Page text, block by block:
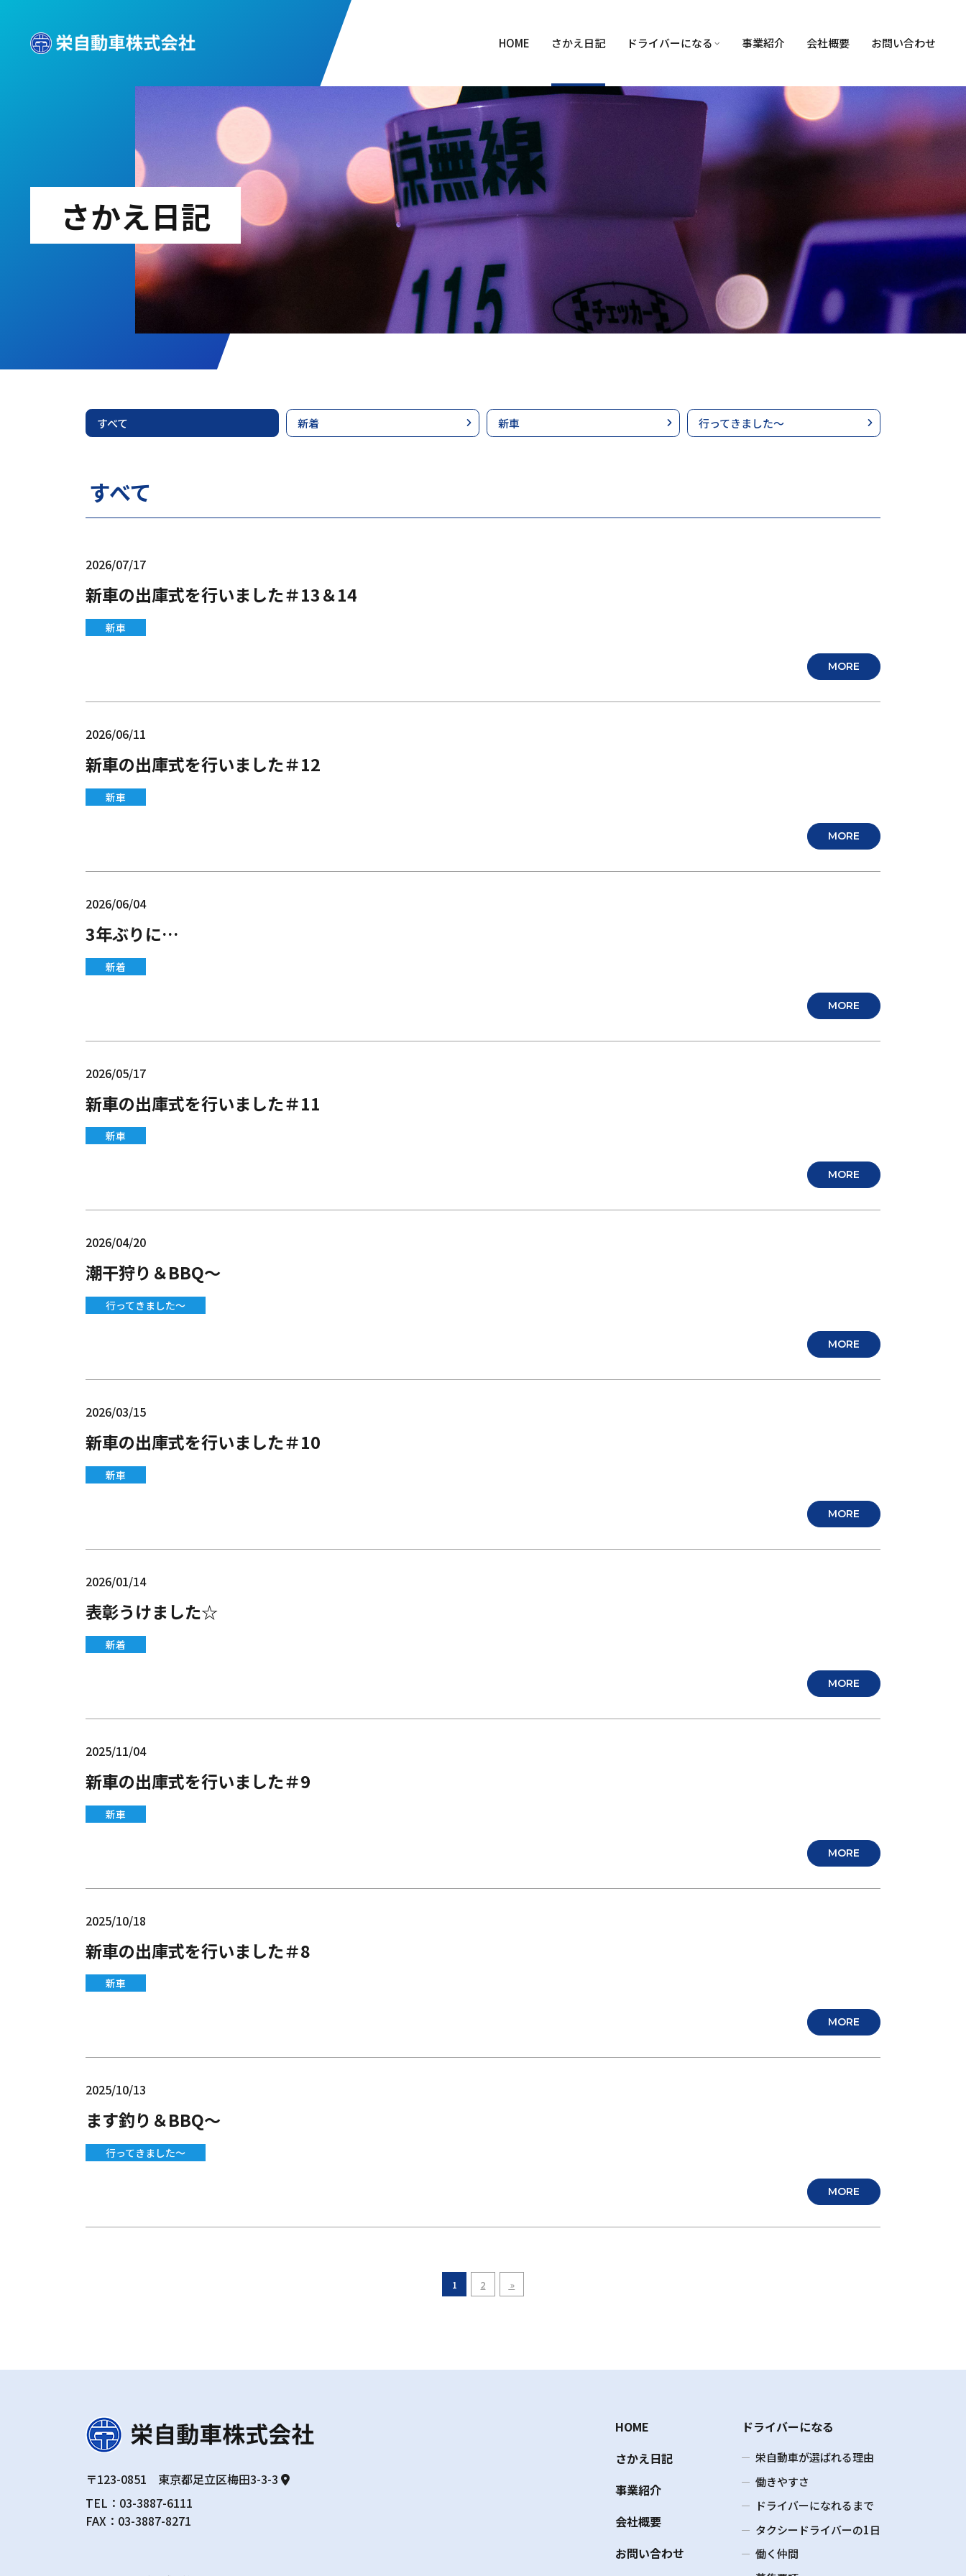
HOME さかえ日記 ドライバーになる 事業紹介 会社概要 お問い合わせ
さかえ日記
すべて 新着 新車 行ってきました～
すべて
2026/07/17
新車の出庫式を行いました＃13＆14
新車
MORE
2026/06/11
新車の出庫式を行いました＃12
新車
MORE
2026/06/04
3年ぶりに…
新着
MORE
2026/05/17
新車の出庫式を行いました＃11
新車
MORE
2026/04/20
潮干狩り＆BBQ～
行ってきました～
MORE
2026/03/15
新車の出庫式を行いました＃10
新車
MORE
2026/01/14
表彰うけました☆
新着
MORE
2025/11/04
新車の出庫式を行いました＃9
新車
MORE
2025/10/18
新車の出庫式を行いました＃8
新車
MORE
2025/10/13
ます釣り＆BBQ～
行ってきました～
MORE
1 2 »
〒123-0851 東京都足立区梅田3-3-3
TEL： 03-3887-6111
FAX：03-3887-8271
HOME
さかえ日記
事業紹介
会社概要
お問い合わせ
ドライバーになる
栄自動車が選ばれる理由
働きやすさ
ドライバーになれるまで
タクシードライバーの1日
働く仲間